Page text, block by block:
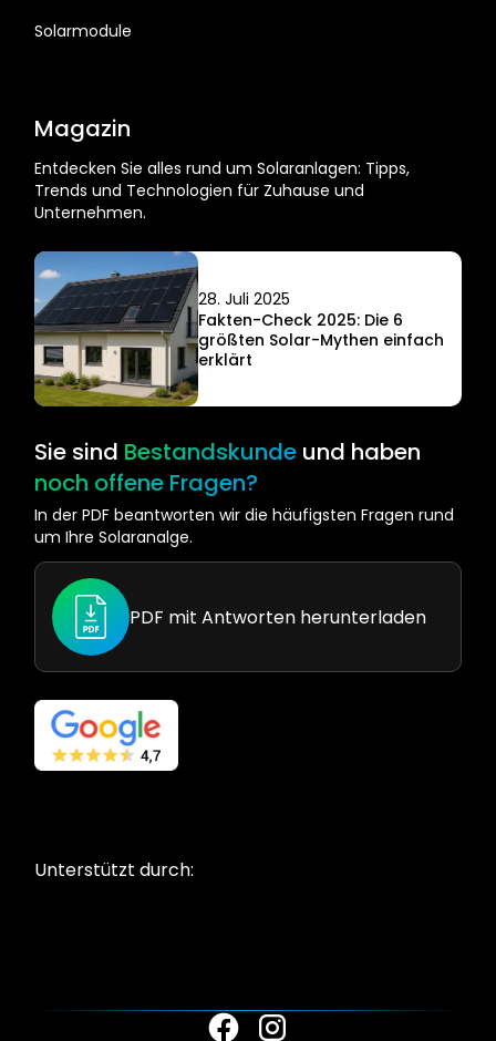
Solarmodule
Magazin
Entdecken Sie alles rund um Solaranlagen: Tipps,
Trends und Technologien für Zuhause und
Unternehmen.
28. Juli 2025
Fakten-Check 2025: Die 6
größten Solar-Mythen einfach
erklärt
Sie sind Bestandskunde und haben
noch offene Fragen?
In der PDF beantworten wir die häufigsten Fragen rund
um Ihre Solaranalge.
PDF mit Antworten herunterladen
Unterstützt durch: